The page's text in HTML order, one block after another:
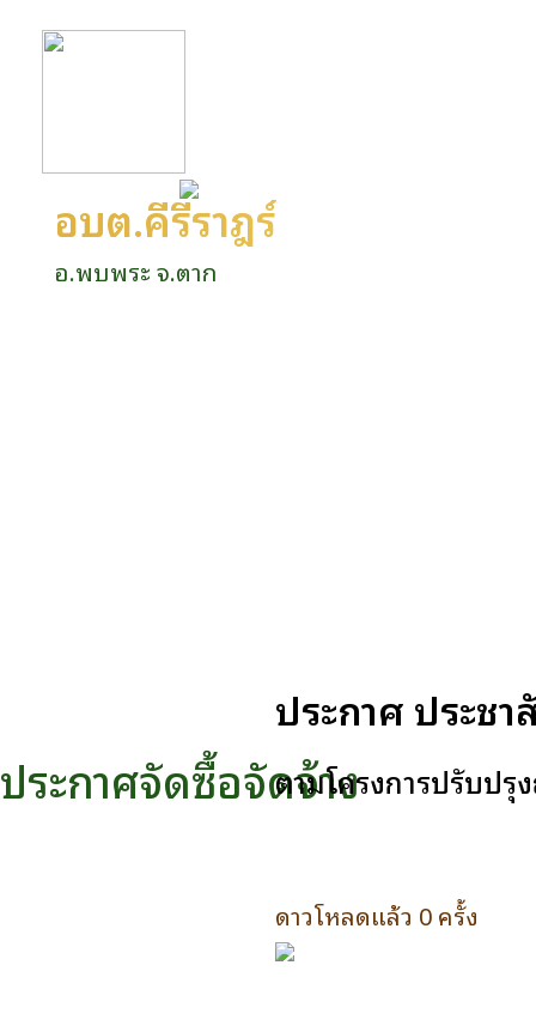
อบต.คีรีราษฎร์
อ.พบพระ จ.ตาก
ประกาศจัดซื้อจัดจ้าง
ประกาศ ประช
ตามโครงการปรับป
ดาวโหลดแล้ว 0 ครั้ง